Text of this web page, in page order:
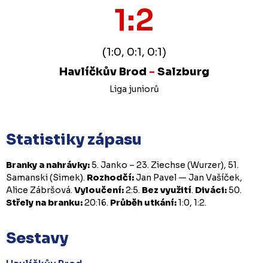
1:2
(1:0, 0:1, 0:1)
Havlíčkův Brod - Salzburg
Liga juniorů
Statistiky zápasu
Branky a nahrávky:5. Janko – 23. Ziechse (Wurzer), 51.
Samanski (Simek). Rozhodčí:Jan Pavel — Jan Vašíček,
Alice Zábršová.Vyloučení:2:5. Bez využití. Diváci:50.
Střely na branku:20:16. Průběh utkání:1:0, 1:2.
Sestavy